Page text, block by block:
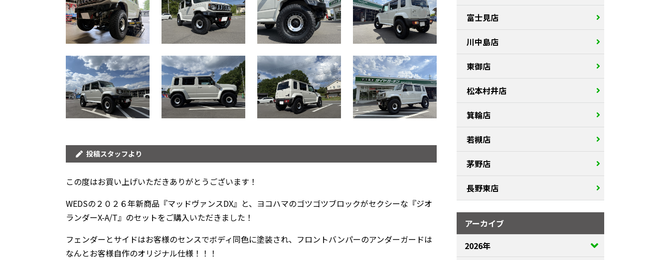
投稿スタッフより
この度はお買い上げいただきありがとうございます！
WEDSの２０２６年新商品『マッドヴァンスDX』と、ヨコハマのゴツゴツブロックがセクシーな『ジオ
ランダーX-A/T』のセットをご購入いただきました！
フェンダーとサイドはお客様のセンスでボディ同色に塗装され、フロントバンパーのアンダーガードは
なんとお客様自作のオリジナル仕様！！！
富士見店
川中島店
東御店
松本村井店
箕輪店
若槻店
茅野店
長野東店
アーカイブ
2026年